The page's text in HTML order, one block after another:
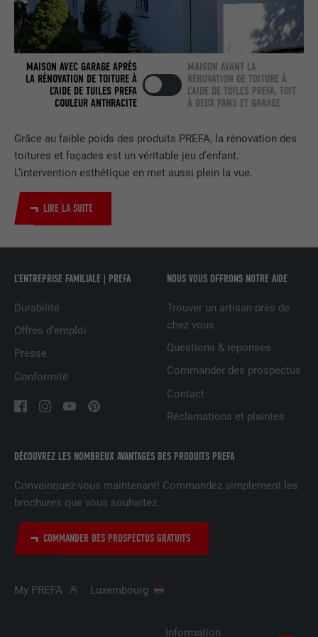
Grâce au faible poids des produits PREFA, la rénovation des
toitures et façades est un véritable jeu d’enfant.
L’intervention esthétique en met aussi plein la vue.
LIRE LA SUITE
MAISON AVEC GARAGE APRÈS
LA RÉNOVATION DE TOITURE À
L’AIDE DE TUILES PREFA
COULEUR ANTHRACITE
MAISON AVANT LA
RÉNOVATION DE TOITURE À
L’AIDE DE TUILES PREFA, TOIT
À DEUX PANS ET GARAGE
DÉCOUVREZ LES NOMBREUX AVANTAGES DES PRODUITS PREFA
Convainquez-vous maintenant! Commandez simplement les
brochures que vous souhaitez.
COMMANDER DES PROSPECTUS GRATUITS
L’ENTREPRISE FAMILIALE | PREFA
Durabilité
Offres d’emploi
Presse
Conformité
NOUS VOUS OFFRONS NOTRE AIDE
Trouver un artisan près de
chez vous
Questions & réponses
Commander des prospectus
Contact
Réclamations et plaintes
My PREFA Luxembourg
Information
FOURNISSEUR LinkedIn
EXPIRATION 2 ans
UTILITÉ
Utilisé par le service de réseau social
LinkedIn pour suivre l'utilisation de
NOM bscookie
UTILITÉ
LinkedIn pour suivre l'utilisation de
UserMatchHistory
FOURNISSEUR
EXPIRATION
UTILITÉ
plusieurs sites Internet afin d'afficher de
l'utilisateur.
NOM lidc
Utilisé par le service de réseau social